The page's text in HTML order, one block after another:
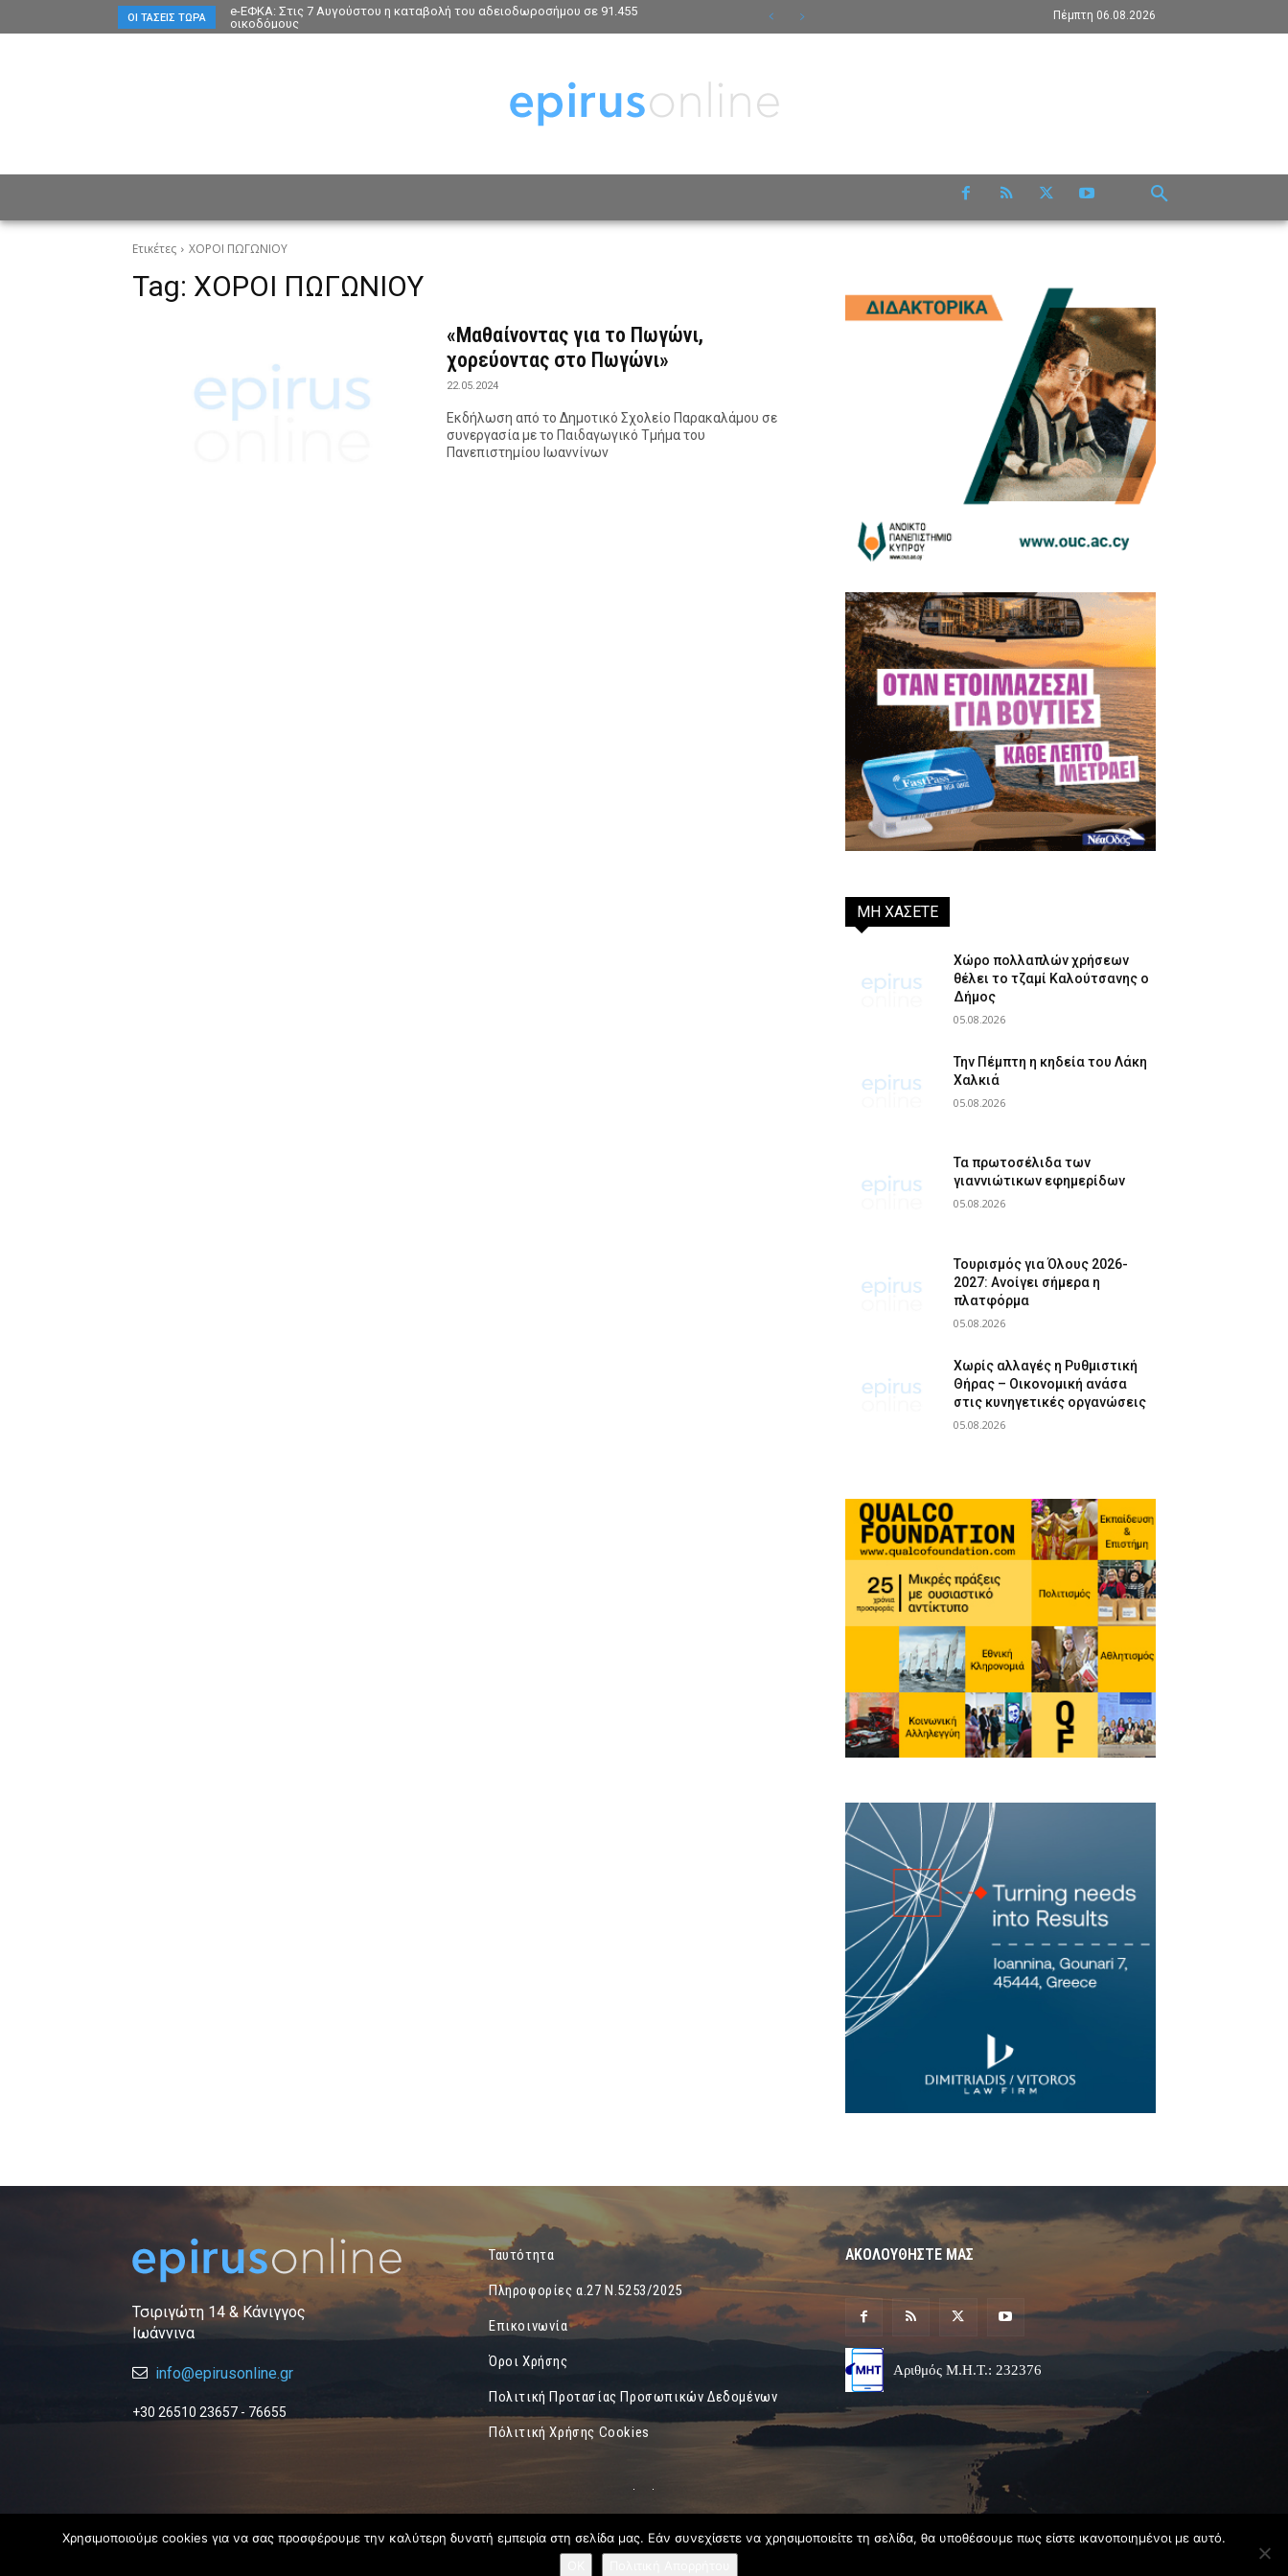
ΟΙ ΤΆΣΕΙΣ ΤΏΡΑ
e-ΕΦΚΑ: Στις 7 Αυγούστου η καταβολή του αδειοδωροσήμου σε 91.455
οικοδόμους
Πέμπτη 06.08.2026
Ετικέτες ΧΟΡΟΙ ΠΩΓΩΝΙΟΥ
Tag: ΧΟΡΟΙ ΠΩΓΩΝΙΟΥ
«Μαθαίνοντας για το Πωγώνι,
χορεύοντας στο Πωγώνι»
22.05.2024
Εκδήλωση από το Δημοτικό Σχολείο Παρακαλάμου σε
συνεργασία με το Παιδαγωγικό Τμήμα του
Πανεπιστημίου Ιωαννίνων
ΜΗ ΧΑΣΕΤΕ
Χώρο πολλαπλών χρήσεων
θέλει το τζαμί Καλούτσανης ο
Δήμος
05.08.2026
Την Πέμπτη η κηδεία του Λάκη
Χαλκιά
05.08.2026
Τα πρωτοσέλιδα των
γιαννιώτικων εφημερίδων
05.08.2026
Τουρισμός για Όλους 2026-
2027: Ανοίγει σήμερα η
πλατφόρμα
05.08.2026
Χωρίς αλλαγές η Ρυθμιστική
Θήρας – Οικονομική ανάσα
στις κυνηγετικές οργανώσεις
05.08.2026
Τσιριγώτη 14 & Κάνιγγος
Ιωάννινα
info@epirusonline.gr
+30 26510 23657 - 76655
Ταυτότητα
Πληροφορίες α.27 Ν.5253/2025
Επικοινωνία
Όροι Χρήσης
Πολιτική Προτασίας Προσωπικών Δεδομένων
Πόλιτική Χρήσης Cookies
ΑΚΟΛΟΥΘΗΣΤΕ ΜΑΣ
Αριθμός Μ.Η.Τ.: 232376
Χρησιμοποιούμε cookies για να σας προσφέρουμε την καλύτερη δυνατή εμπειρία στη σελίδα μας. Εάν συνεχίσετε να χρησιμοποιείτε τη σελίδα, θα υποθέσουμε πως είστε ικανοποιημένοι με αυτό.